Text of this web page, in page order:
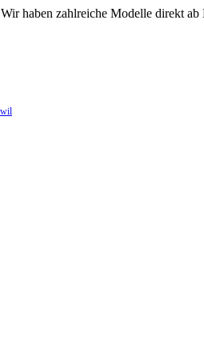
zahlreiche Modelle direkt ab